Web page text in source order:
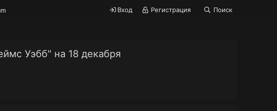
Вход Регистрация Поиск
Уэбб" на 18 декабря